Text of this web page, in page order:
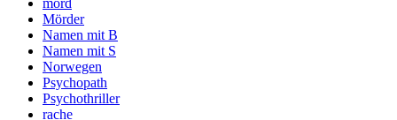
mord
Mörder
Namen mit B
Namen mit S
Norwegen
Psychopath
Psychothriller
rache